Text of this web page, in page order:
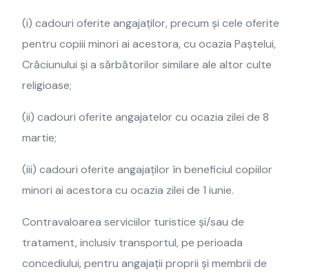
(i) cadouri oferite angajaților, precum și cele oferite
pentru copiii minori ai acestora, cu ocazia Paștelui,
Crăciunului și a sărbătorilor similare ale altor culte
religioase;
(ii) cadouri oferite angajatelor cu ocazia zilei de 8
martie;
(iii) cadouri oferite angajaților în beneficiul copiilor
minori ai acestora cu ocazia zilei de 1 iunie.
Contravaloarea serviciilor turistice și/sau de
tratament, inclusiv transportul, pe perioada
concediului, pentru angajații proprii și membrii de